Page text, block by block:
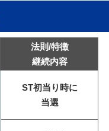
法則/特徴
継続内容
ST初当り時に
当選